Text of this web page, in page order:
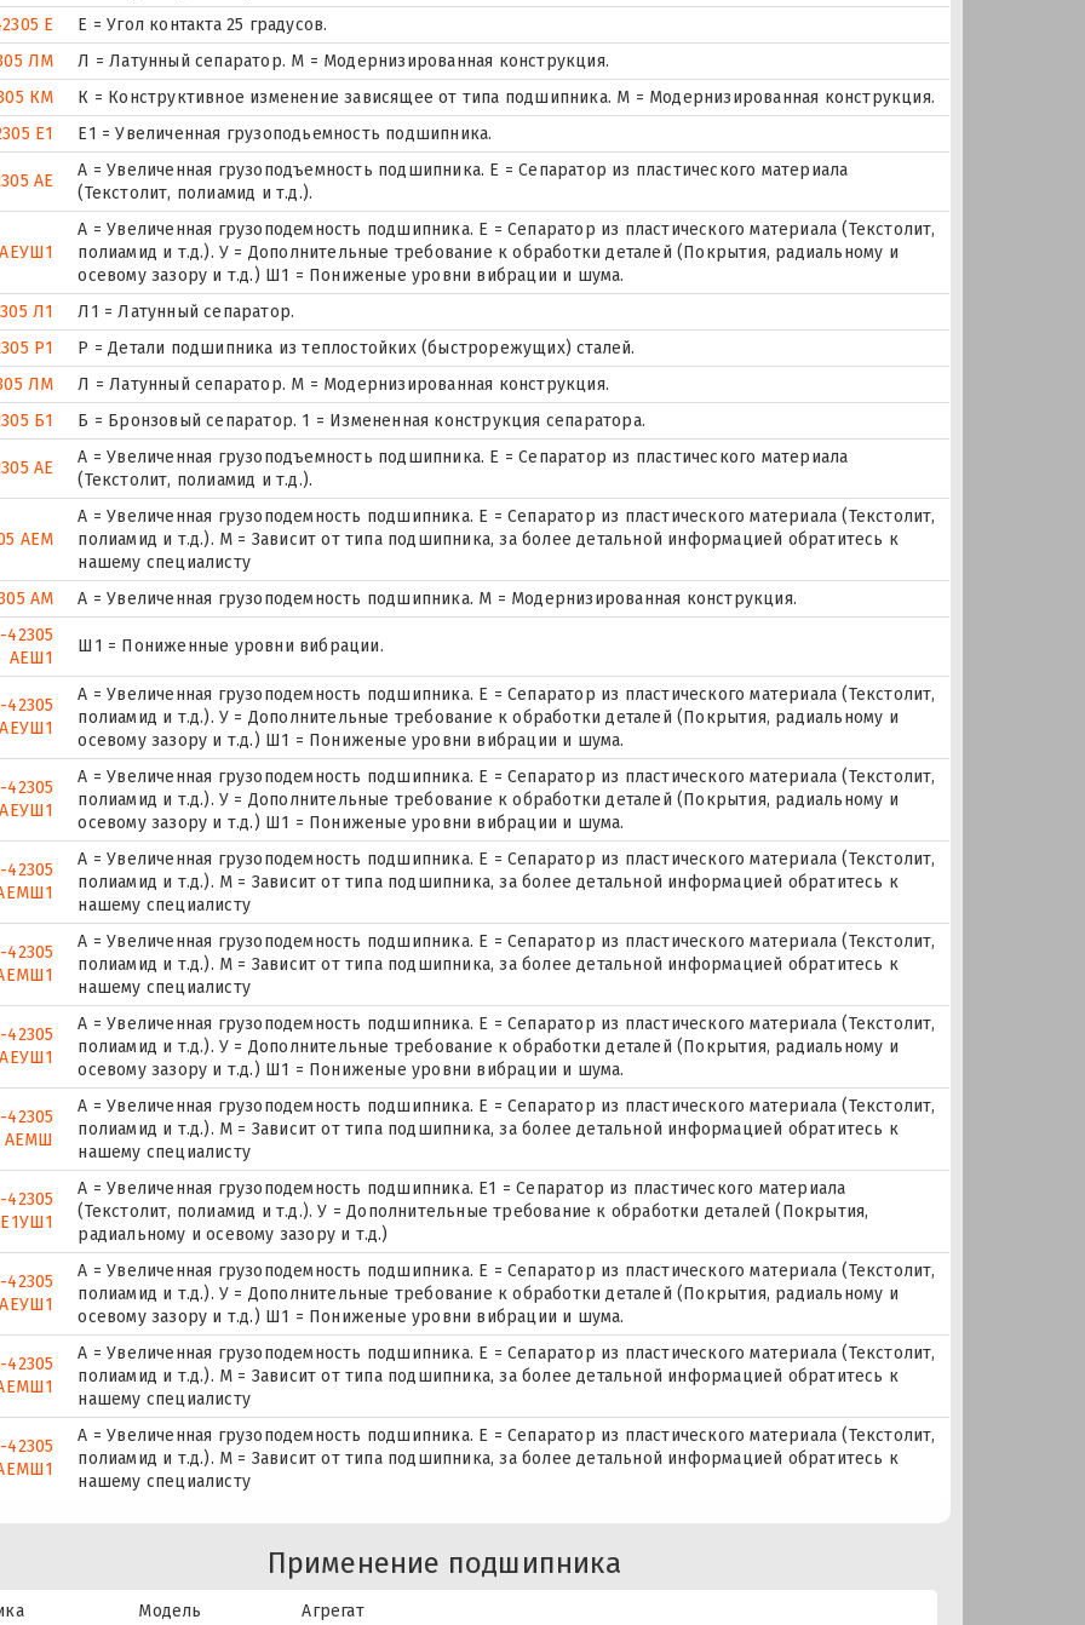
Е
E = Угол контакта 25 градусов.
ЛМ
Л = Латунный сепаратор. М = Модернизированная конструкция.
КМ
К = Конструктивное изменение зависящее от типа подшипника. М = Модернизированная конструкция.
Е1
E1 = Увеличенная грузоподьемность подшипника.
АЕ
А = Увеличенная грузоподъемность подшипника. Е = Сепаратор из пластического материала
(Текстолит, полиамид и т.д.).
А = Увеличенная грузоподемность подшипника. Е = Сепаратор из пластического материала (Текстолит,
полиамид и т.д.). У = Дополнительные требование к обработки деталей (Покрытия, радиальному и
осевому зазору и т.д.) Ш1 = Пониженые уровни вибрации и шума.
Л1
Л1 = Латунный сепаратор.
Р1
Р = Детали подшипника из теплостойких (быстрорежущих) сталей.
ЛМ
Л = Латунный сепаратор. М = Модернизированная конструкция.
Б1
Б = Бронзовый сепаратор. 1 = Измененная конструкция сепаратора.
АЕ
А = Увеличенная грузоподъемность подшипника. Е = Сепаратор из пластического материала
(Текстолит, полиамид и т.д.).
АЕМ
А = Увеличенная грузоподемность подшипника. Е = Сепаратор из пластического материала (Текстолит,
полиамид и т.д.). М = Зависит от типа подшипника, за более детальной информацией обратитесь к
нашему специалисту
АМ
А = Увеличенная грузоподемность подшипника. М = Модернизированная конструкция.
42305
АЕШ1
Ш1 = Пониженные уровни вибрации.
42305
АЕУШ1
А = Увеличенная грузоподемность подшипника. Е = Сепаратор из пластического материала (Текстолит,
полиамид и т.д.). У = Дополнительные требование к обработки деталей (Покрытия, радиальному и
осевому зазору и т.д.) Ш1 = Пониженые уровни вибрации и шума.
42305
АЕУШ1
А = Увеличенная грузоподемность подшипника. Е = Сепаратор из пластического материала (Текстолит,
полиамид и т.д.). У = Дополнительные требование к обработки деталей (Покрытия, радиальному и
осевому зазору и т.д.) Ш1 = Пониженые уровни вибрации и шума.
42305
А = Увеличенная грузоподемность подшипника. Е = Сепаратор из пластического материала (Текстолит,
полиамид и т.д.). М = Зависит от типа подшипника, за более детальной информацией обратитесь к
нашему специалисту
42305
А = Увеличенная грузоподемность подшипника. Е = Сепаратор из пластического материала (Текстолит,
полиамид и т.д.). М = Зависит от типа подшипника, за более детальной информацией обратитесь к
нашему специалисту
42305
АЕУШ1
А = Увеличенная грузоподемность подшипника. Е = Сепаратор из пластического материала (Текстолит,
полиамид и т.д.). У = Дополнительные требование к обработки деталей (Покрытия, радиальному и
осевому зазору и т.д.) Ш1 = Пониженые уровни вибрации и шума.
42305
АЕМШ
А = Увеличенная грузоподемность подшипника. Е = Сепаратор из пластического материала (Текстолит,
полиамид и т.д.). М = Зависит от типа подшипника, за более детальной информацией обратитесь к
нашему специалисту
42305
А = Увеличенная грузоподемность подшипника. Е1 = Сепаратор из пластического материала
(Текстолит, полиамид и т.д.). У = Дополнительные требование к обработки деталей (Покрытия,
радиальному и осевому зазору и т.д.)
42305
АЕУШ1
А = Увеличенная грузоподемность подшипника. Е = Сепаратор из пластического материала (Текстолит,
полиамид и т.д.). У = Дополнительные требование к обработки деталей (Покрытия, радиальному и
осевому зазору и т.д.) Ш1 = Пониженые уровни вибрации и шума.
42305
А = Увеличенная грузоподемность подшипника. Е = Сепаратор из пластического материала (Текстолит,
полиамид и т.д.). М = Зависит от типа подшипника, за более детальной информацией обратитесь к
нашему специалисту
42305
А = Увеличенная грузоподемность подшипника. Е = Сепаратор из пластического материала (Текстолит,
полиамид и т.д.). М = Зависит от типа подшипника, за более детальной информацией обратитесь к
нашему специалисту
Применение подшипника
Модель
Агрегат